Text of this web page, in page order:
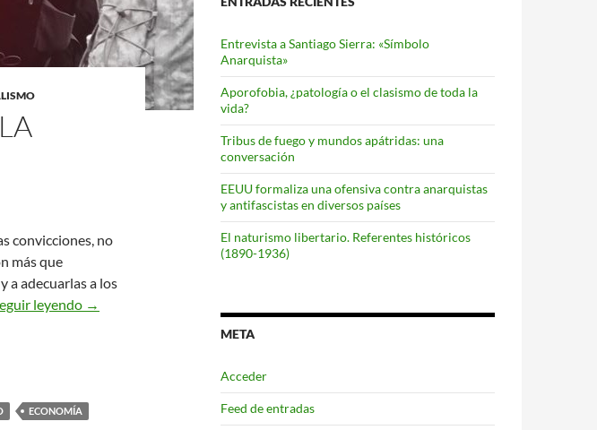
convicciones, no
más que
a adecuarlas a los
leyendo Por la dignidad de la juventud
→
ECONOMÍA
Entrevista a Santiago Sierra: «Símbolo
Anarquista»
Aporofobia, ¿patología o el clasismo de toda la
vida?
Tribus de fuego y mundos apátridas: una
conversación
EEUU formaliza una ofensiva contra anarquistas
y antifascistas en diversos países
El naturismo libertario. Referentes históricos
(1890-1936)
META
Acceder
Feed de entradas